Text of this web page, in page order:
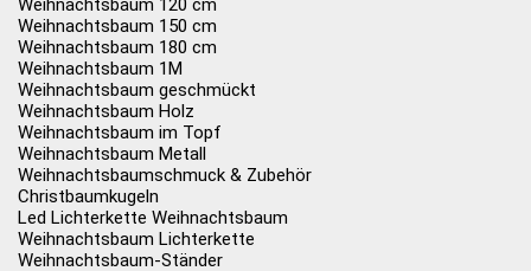
Weihnachtsbaum 120 cm
Weihnachtsbaum 150 cm
Weihnachtsbaum 180 cm
Weihnachtsbaum 1M
Weihnachtsbaum geschmückt
Weihnachtsbaum Holz
Weihnachtsbaum im Topf
Weihnachtsbaum Metall
Weihnachtsbaumschmuck & Zubehör
Christbaumkugeln
Led Lichterkette Weihnachtsbaum
Weihnachtsbaum Lichterkette
Weihnachtsbaum-Ständer